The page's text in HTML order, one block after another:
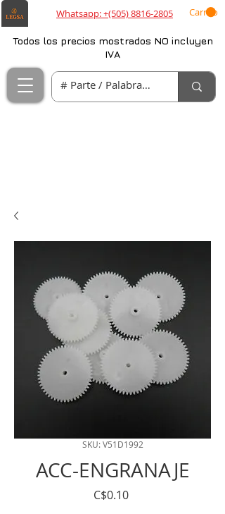
Whatsapp: +(505) 8816-2805 Carrito
Todos los precios mostrados NO incluyen
IVA
SKU: V51D1992
ACC-ENGRANAJE
C$0.10Precio